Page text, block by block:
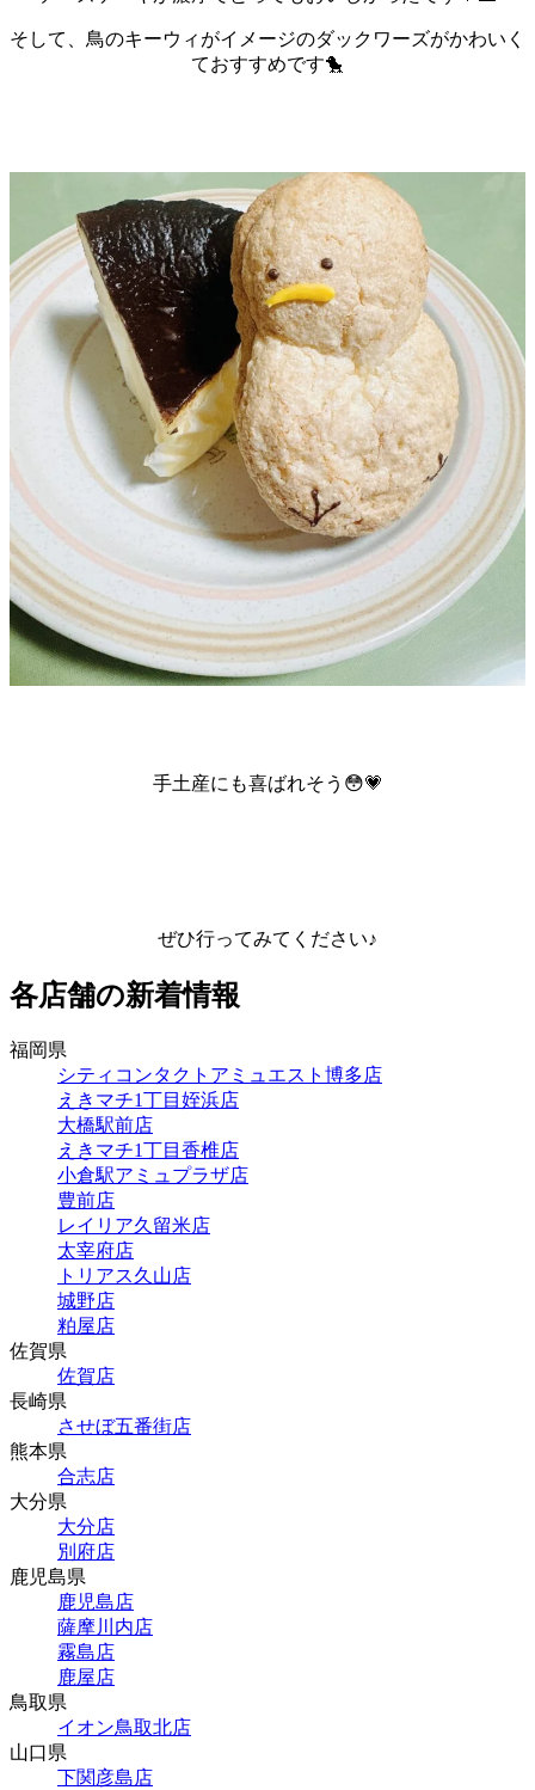
そして、鳥のキーウィがイメージのダックワーズがかわいく
ておすすめです🐤
手土産にも喜ばれそう😳💗
ぜひ行ってみてください♪
各店舗の新着情報
福岡県
シティコンタクトアミュエスト博多店
えきマチ1丁目姪浜店
大橋駅前店
えきマチ1丁目香椎店
小倉駅アミュプラザ店
豊前店
レイリア久留米店
太宰府店
トリアス久山店
城野店
粕屋店
佐賀県
佐賀店
長崎県
させぼ五番街店
熊本県
合志店
大分県
大分店
別府店
鹿児島県
鹿児島店
薩摩川内店
霧島店
鹿屋店
鳥取県
イオン鳥取北店
山口県
下関彦島店